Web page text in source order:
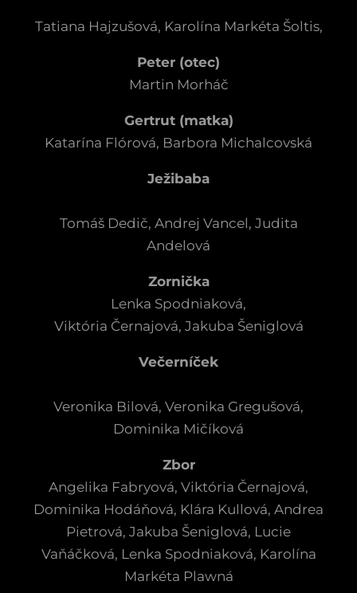
Tatiana Hajzušová, Karolína Markéta Šoltis,
Peter (otec)
Martin Morháč
Gertrut (matka)
Katarína Flórová, Barbora Michalcovská
Ježibaba
Tomáš Dedič, Andrej Vancel, Judita
Andelová
Zornička
Lenka Spodniaková,
Viktória Černajová, Jakuba Šeniglová
Večerníček
Veronika Bilová, Veronika Gregušová,
Dominika Mičíková
Zbor
Angelika Fabryová, Viktória Černajová,
Dominika Hodáňová, Klára Kullová, Andrea
Pietrová, Jakuba Šeniglová, Lucie
Vaňáčková, Lenka Spodniaková, Karolína
Markéta Plawná